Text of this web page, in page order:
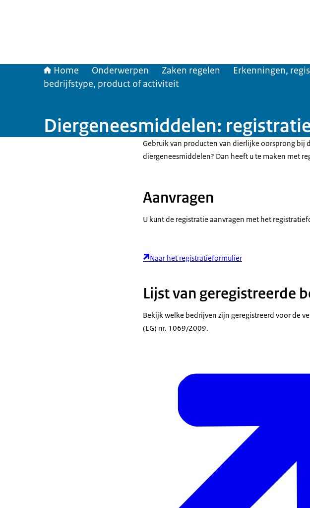
Home Onderwerpen Zaken regelen Erkenningen,
bedrijfstype, product of activiteit
Diergeneesmiddelen:
Gebruik van producten van dierlijke oorsprong bij
diergeneesmiddelen? Dan heeft u te maken met
Aanvragen
U kunt de registratie aanvragen met het
Naar het registratieformulier
Lijst van geregistreerde
Bekijk welke bedrijven zijn geregistreerd voor de
(EG) nr. 1069/2009.